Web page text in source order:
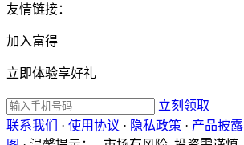
友情链接：
加入富得
立即体验享好礼
立刻领取
联系我们
· 使用协议 · 隐私政策 · 产品披露